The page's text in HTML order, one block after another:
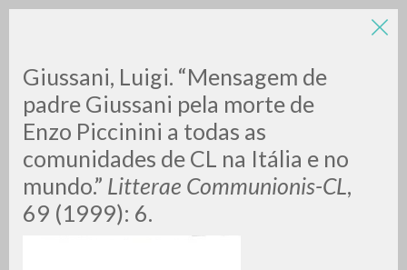
Giussani, Luigi. “Mensagem de
padre Giussani pela morte de
Enzo Piccinini a todas as
comunidades de CL na Itália e no
mundo.” Litterae Communionis-CL,
69 (1999): 6.
LUIGI
GIUSSANI
scritti